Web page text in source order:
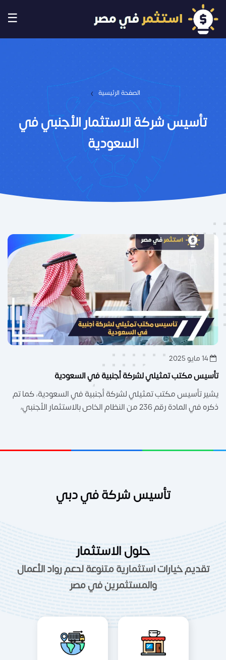
☰
الصفحة الرئيسية ›
تأسيس شركة الاستثمار الأجنبي في
السعودية
14 مايو 2025
تأسيس مكتب تمثيلي لشركة أجنبية في السعودية
يشير تأسيس مكتب تمثيلي لشركة أجنبية في السعودية، كما تم
ذكره في المادة رقم 236 من النظام الخاص بالاستثمار الأجنبي،
تأسيس شركة في دبي
حلول الاستثمار
تقديم خيارات استثمارية متنوعة لدعم رواد الأعمال
والمستثمرين في مصر